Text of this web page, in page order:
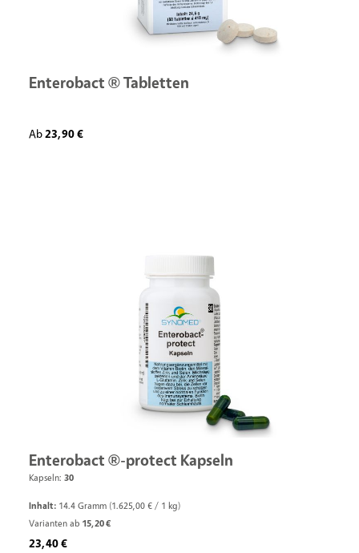
Enterobact ® Tabletten
Regulärer Preis:
Ab23,90 €
Enterobact ®-protect Kapseln
Kapseln: 30
Inhalt: 14.4 Gramm (1.625,00 € / 1 kg)
Varianten ab 15,20 €
Regulärer Preis:
23,40 €